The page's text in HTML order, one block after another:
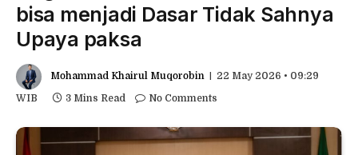
bisa menjadi Dasar Tidak Sahnya
Upaya paksa
Mohammad Khairul Muqorobin
22 May 2026 • 09:29
WIB
3 Mins Read No Comments